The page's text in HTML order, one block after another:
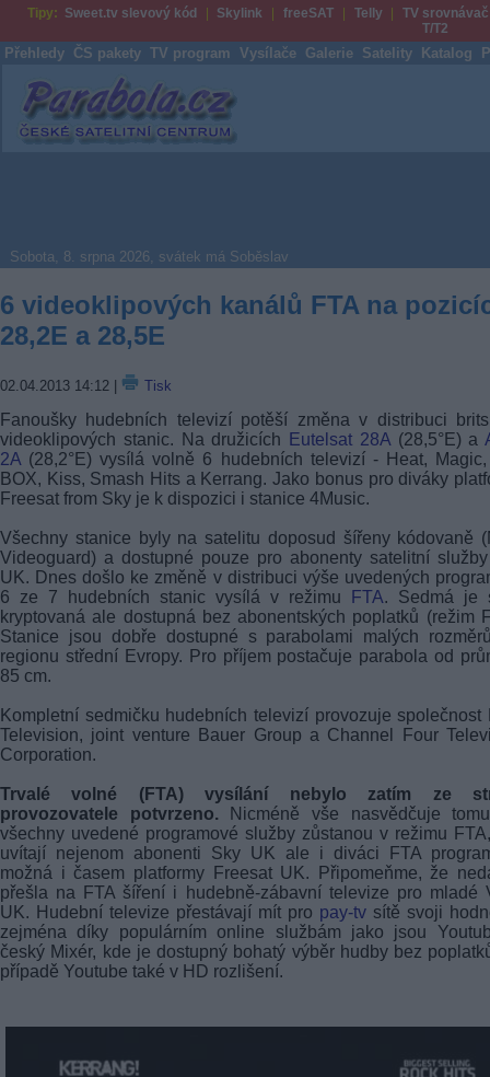
Tipy: Sweet.tv slevový kód Skylink freeSAT Telly
TV srovnávač
T/T2
Přehledy ČS pakety TV program Vysílače Galerie Satelity Katalog
Parabola.cz
Sobota, 8. srpna 2026, svátek má Soběslav
6 videoklipových kanálů FTA na
28,2E a 28,5E
02.04.2013 14:12 Tisk
Fanoušky hudebních televizí potěší změna v distribuci
videoklipových stanic. Na družicích
Eutelsat 28A(28,5°E) a
2A (28,2°E) vysílá volně 6 hudebních televizí - Heat,
BOX, Kiss, Smash Hits a Kerrang. Jako bonus pro diváky
Freesat from Sky je k dispozici i stanice 4Music.
Všechny stanice byly na satelitu doposud šířeny kódovaně
Videoguard) a dostupné pouze pro abonenty satelitní
UK. Dnes došlo ke změně v distribuci výše uvedených
6 ze 7 hudebních stanic vysílá v režimu
FTA. Sedmá je
kryptovaná ale dostupná bez abonentských poplatků (režim
Stanice jsou dobře dostupné s parabolami malých
regionu střední Evropy. Pro příjem postačuje parabola od
85 cm.
Kompletní sedmičku hudebních televizí provozuje společnost
Television, joint venture Bauer Group a Channel Four
Corporation.
Trvalé volné (FTA) vysílání nebylo zatím ze
provozovatele potvrzeno. Nicméně vše nasvědčuje
všechny uvedené programové služby zůstanou v režimu
uvítají nejenom abonenti Sky UK ale i diváci FTA
možná i časem platformy Freesat UK. Připomeňme, že
přešla na FTA šíření i hudebně-zábavní televize pro mladé
UK. Hudební televize přestávají mít pro pay-tv sítě svoji
zejména díky populárním online službám jako jsou
český Mixér, kde je dostupný bohatý výběr hudby bez
případě Youtube také v HD rozlišení.